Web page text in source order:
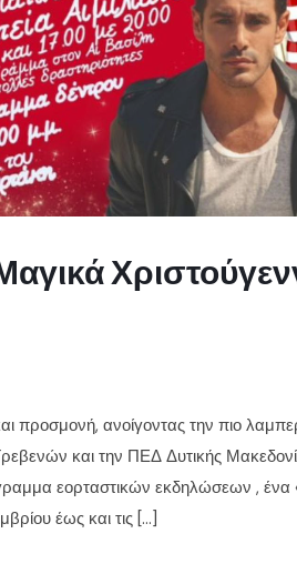
προσμονή, ανοίγοντας την πιο
και την ΠΕΔ Δυτικής
εορταστικών εκδηλώσεων ,
έως και τις […]